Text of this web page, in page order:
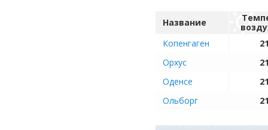
Название
Копенгаген
Орхус
Оденсе
Ольборг